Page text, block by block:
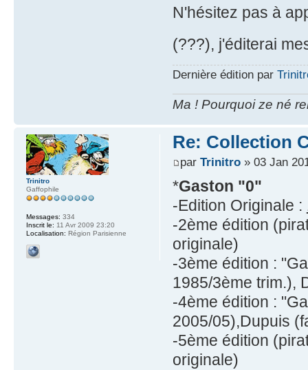
N'hésitez pas à
(???), j'éditerai
Dernière édition par
Ma ! Pourquoi ze né
Re: Collection
par Trinitro» 03 Jan
*Gaston "0"
-Edition Originale :
-2ème édition
originale)
-3ème édition :
1985/3ème trim.),
-4ème édition :
2005/05),Dupuis
-5ème édition
originale)
Trinitro
Gaffophile
Messages: 334
Inscrit le: 11 Avr 2009 23:20
Localisation: Région Parisienne